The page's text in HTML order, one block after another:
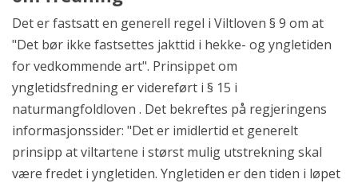
Det er fastsatt en generell regel i Viltloven § 9 om at
"Det bør ikke fastsettes jakttid i hekke- og yngletiden
for vedkommende art". Prinsippet om
yngletidsfredning er videreført i § 15 i
naturmangfoldloven . Det bekreftes på regjeringens
informasjonssider: "Det er imidlertid et generelt
prinsipp at viltartene i størst mulig utstrekning skal
være fredet i yngletiden. Yngletiden er den tiden i løpet